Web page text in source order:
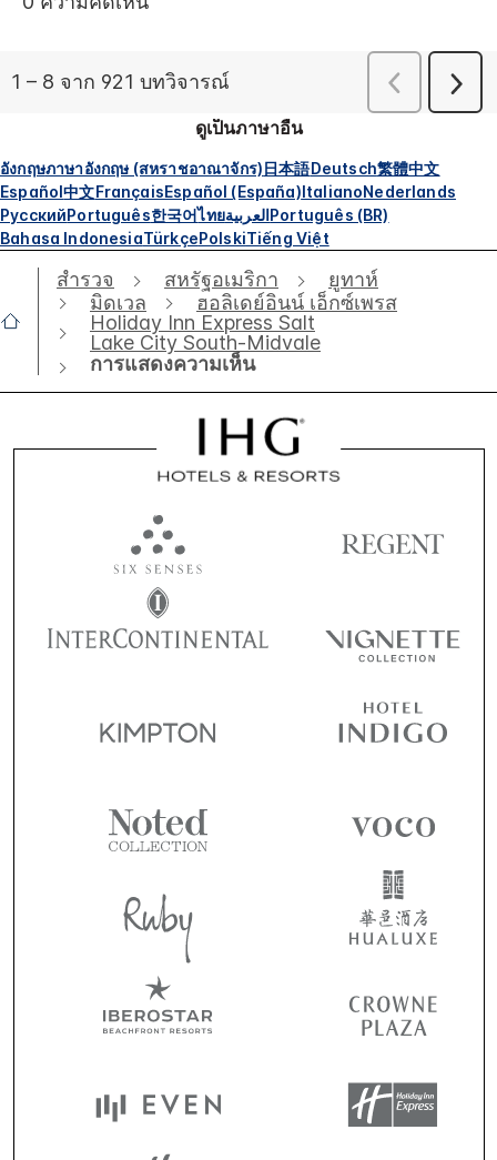
ดูเป็นภาษาอื่น
อังกฤษภาษาอังกฤษ (สหราชอาณาจักร)日本語Deutsch繁體中文
Español中文FrançaisEspañol (España)ItalianoNederlands
РусскийPortuguês한국어ไทยالعربيةPortuguês (BR)
Bahasa IndonesiaTürkçePolskiTiếng Việt
สำรวจ สหรัฐอเมริกา
ยูทาห์
มิดเวล
ฮอลิเดย์อินน์ เอ็กซ์เพรส
Holiday Inn Express Salt
Lake City South-Midvale
การแสดงความเห็น